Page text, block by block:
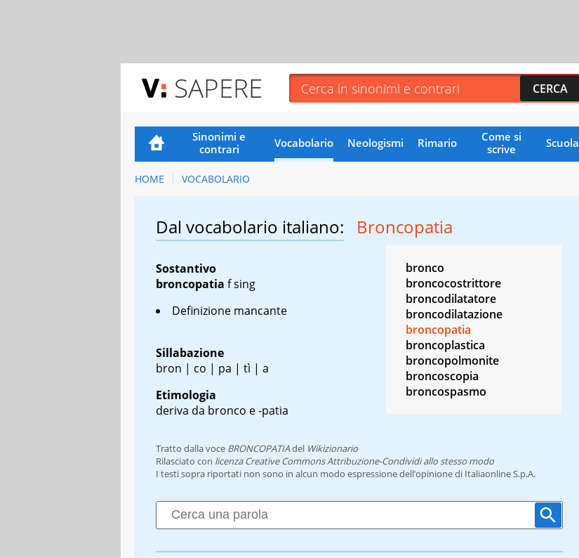
SAPERE
Sinonimi e
contrari
Vocabolario Neologismi Rimario
Come si
scrive
Scuola
HOME VOCABOLARIO
Dal vocabolario italiano: Broncopatia
Sostantivo
broncopatia f sing
Definizione mancante
Sillabazione
bron | co | pa | tì | a
Etimologia
deriva da bronco e -patia
bronco
broncocostrittore
broncodilatatore
broncodilatazione
broncopatia
broncoplastica
broncopolmonite
broncoscopia
broncospasmo
Tratto dalla voce BRONCOPATIAdel Wikizionario
Rilasciato con licenza Creative Commons Attribuzione-Condividi allo stesso modo
I testi sopra riportati non sono in alcun modo espressione dell’opinione di Italiaonline S.p.A.